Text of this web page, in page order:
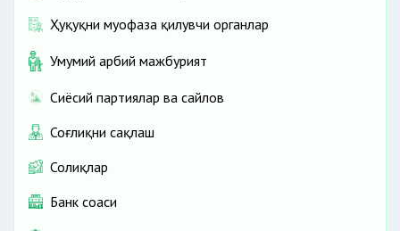
Ҳуқуқни муҳофаза қилувчи органлар
Умумий ҳарбий мажбурият
Сиёсий партиялар ва сайлов
Соғлиқни сақлаш
Солиқлар
Банк соҳаси